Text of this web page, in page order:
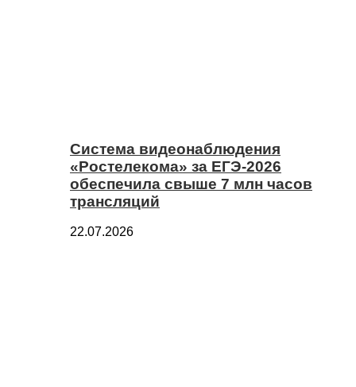
Система видеонаблюдения
«Ростелекома» за ЕГЭ-2026
обеспечила свыше 7 млн часов
трансляций
22.07.2026